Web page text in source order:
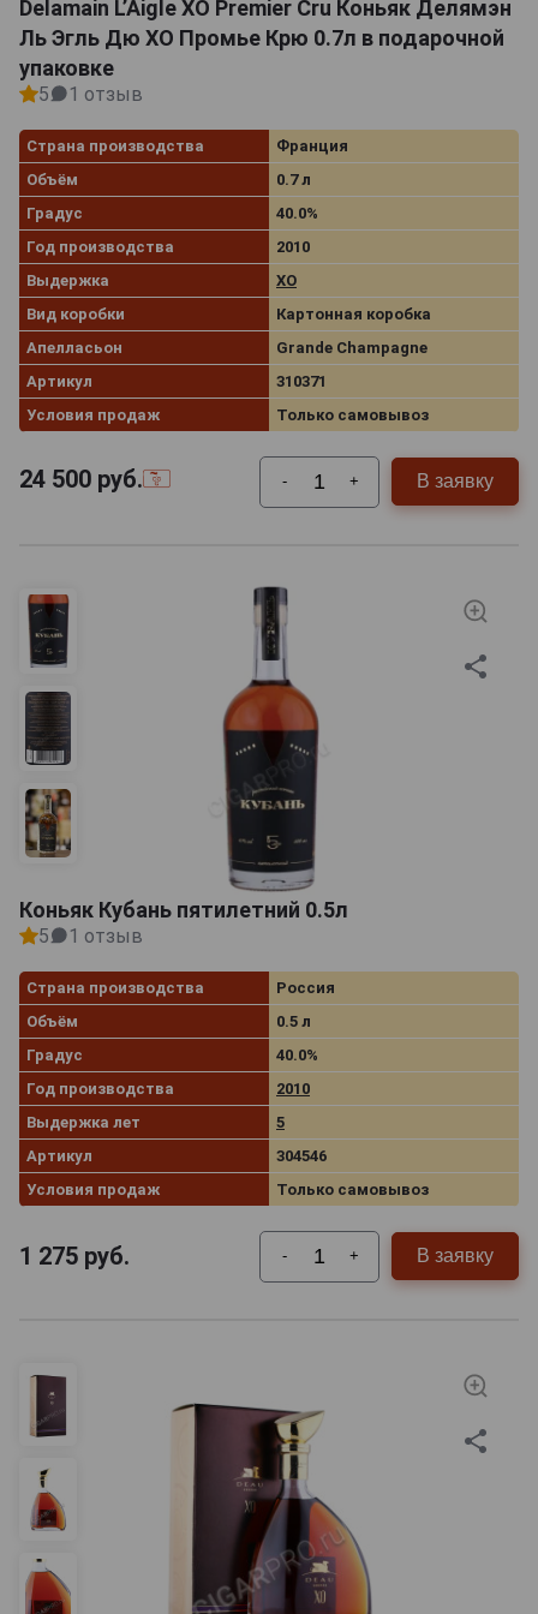
орехов, табака, мёда и дубовой коры. Алкоголь
представлен в утолщённых стеклянных бутылках
классической формы или в коллекционных емкостях
с гравировкой, что придаёт образу благородство и
праздничном столе и служит идеальным подарком
для ценителя редких спиртных напитков. Такой
экземпляр занимает заслуженное место в собрании
коллекционеров, подчёркивая вкус, традицию и
выдержанное совершенство эпохи.
Delamain L’Aigle XO Premier Cru Коньяк Делямэн
Ль Эгль Дю ХО Промье Крю 0.7л в подарочной
упаковке
5 1 отзыв
Страна производства
Франция
Объём
0.7 л
Градус
40.0%
Год производства
2010
Выдержка
XO
Вид коробки
Картонная коробка
Апелласьон
Grande Champagne
Артикул
310371
Условия продаж
Только самовывоз
24 500 руб. - + В заявку
Коньяк Кубань пятилетний 0.5л
5 1 отзыв
Страна производства
Россия
Объём
0.5 л
Градус
40.0%
Год производства
2010
Выдержка лет
5
Артикул
304546
Условия продаж
Только самовывоз
1 275 руб. - + В заявку